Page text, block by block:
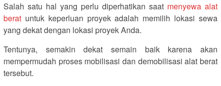
Salah satu hal yang perlu diperhatikan saat menyewa alat
berat untuk keperluan proyek adalah memilih lokasi sewa
yang dekat dengan lokasi proyek Anda.
Tentunya, semakin dekat semain baik karena akan
mempermudah proses mobilisasi dan demobilisasi alat berat
tersebut.